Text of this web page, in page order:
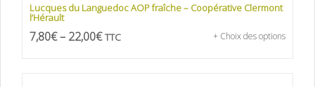
Lucques du Languedoc AOP fraîche – Coopérative Clermont
l’Hérault
7,80€– 22,00€ TTC + Choix des options